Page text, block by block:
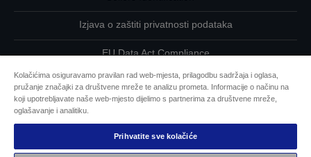
Izjava o zaštiti privatnosti podataka
EU Data Act Compliance
Kontaktirajte nas u vezi svojih podataka
Epsonova predanost pristupačnosti
Kolačićima osiguravamo pravilan rad web-mjesta, prilagodbu sadržaja i oglasa,
pružanje značajki za društvene mreže te analizu prometa. Informacije o načinu na
koji upotrebljavate naše web-mjesto dijelimo s partnerima za društvene mreže,
oglašavanje i analitiku.
Prihvatite sve kolačiće